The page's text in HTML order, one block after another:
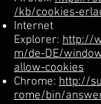
/kb/cookies-
Internet
Explorer: http://
m/de-DE/
allow-cookies
Chrome: http://
rome/bin/